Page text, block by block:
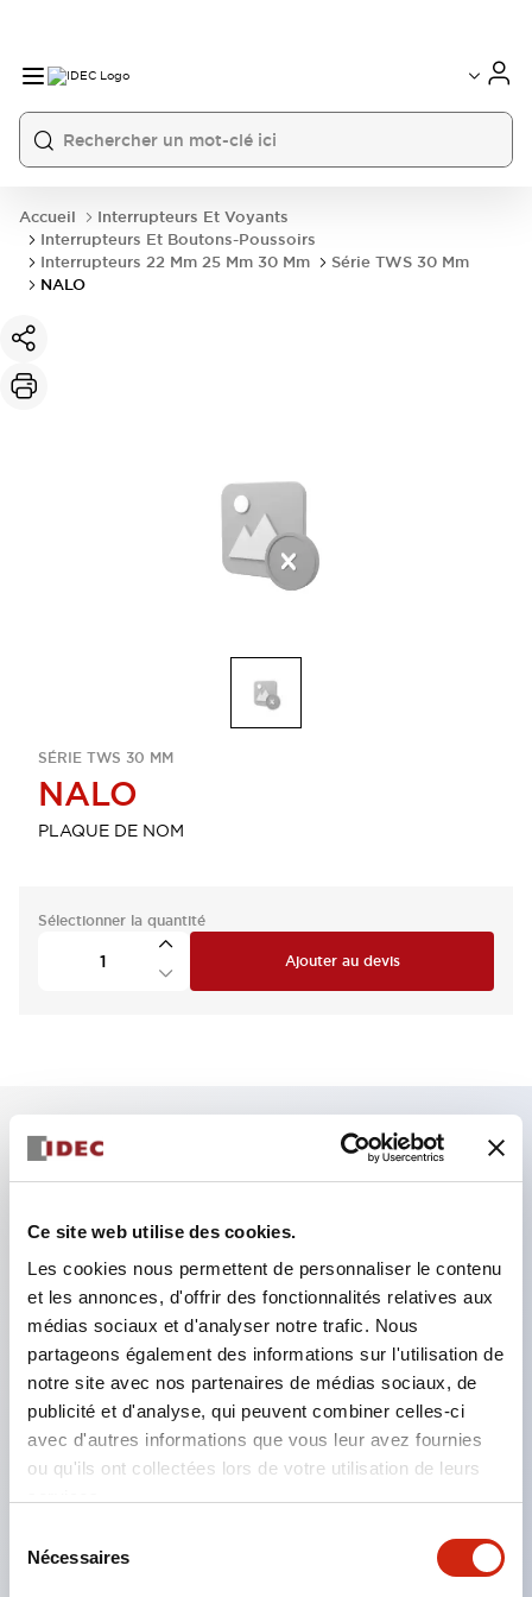
Ce site web utilise des cookies.
Les cookies nous permettent de personnaliser le contenu
et les annonces, d'offrir des fonctionnalités relatives aux
médias sociaux et d'analyser notre trafic. Nous
partageons également des informations sur l'utilisation de
notre site avec nos partenaires de médias sociaux, de
publicité et d'analyse, qui peuvent combiner celles-ci
avec d'autres informations que vous leur avez fournies
ou qu'ils ont collectées lors de votre utilisation de leurs
Nécessaires
Accueil
Interrupteurs Et Voyants
Interrupteurs Et Boutons-Poussoirs
Interrupteurs 22 Mm 25 Mm 30 Mm
Série TWS 30 Mm
NALO
SÉRIE TWS 30 MM
NALO
PLAQUE DE NOM
Sélectionner la quantité
Ajouter au devis
Le type basse tension de l'unité d'éclairage (type 6
à 24 V) sera progressivement remplacé par un
modèle du nouveau catalogue à partir de janvier
2026.
Équipé d'un bloc de contact HW-U avec structure
de protection des doigts, borne à vis relevée et
protection conforme à IP20.
Il est désormais possible d'équiper une ampoule
d'utilisation du type direct peut aller jusqu'à 240 V.